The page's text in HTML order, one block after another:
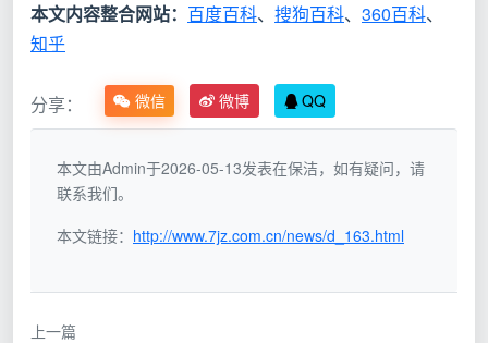
刚才提到纯亚麻面料不能高温清洗以及浸泡，所以
本文内容整合网站： 百度百科、 搜狗百科、 360百科、
知乎
分享： 微信 微博 QQ
本文由Admin于2026-05-13发表在保洁，如有疑问，请
联系我们。
本文链接： http://www.7jz.com.cn/news/d_163.html
上一篇